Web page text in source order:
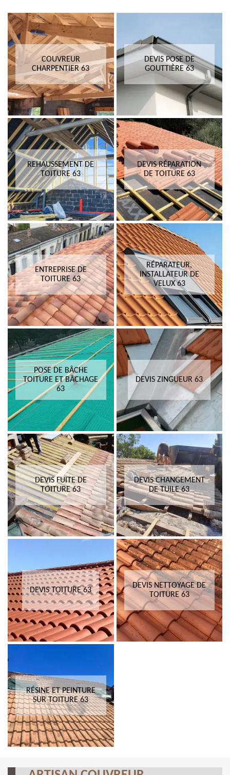
COUVREUR
CHARPENTIER 63
DEVIS POSE DE
GOUTTIÈRE 63
REHAUSSEMENT DE
TOITURE 63
DEVIS RÉPARATION
DE TOITURE 63
ENTREPRISE DE
TOITURE 63
RÉPARATEUR,
INSTALLATEUR DE
VELUX 63
POSE DE BÂCHE
TOITURE ET BÂCHAGE
63
DEVIS ZINGUEUR 63
DEVIS FUITE DE
TOITURE 63
DEVIS CHANGEMENT
DE TUILE 63
DEVIS TOITURE 63
DEVIS NETTOYAGE DE
TOITURE 63
RÉSINE ET PEINTURE
SUR TOITURE 63